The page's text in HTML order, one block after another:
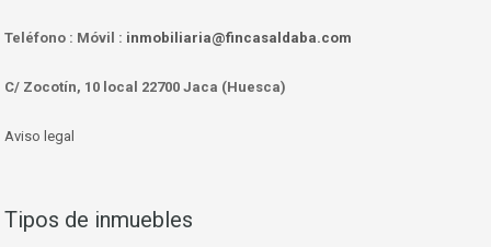
Teléfono : Móvil : inmobiliaria@fincasaldaba.com
C/ Zocotín, 10 local 22700 Jaca (Huesca)
Aviso legal
Tipos de inmuebles